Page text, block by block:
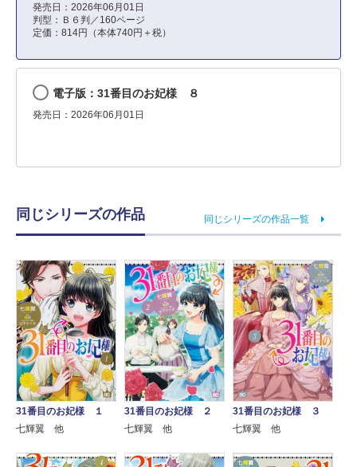
発売日：2026年06月01日
判型：Ｂ６判／160ページ
定価：814円（本体740円＋税）
電子版：31番目のお妃様 ８
発売日：2026年06月01日
同じシリーズの作品 同じシリーズの作品一覧
31番目のお妃様 １
七輝翼 他
31番目のお妃様 ２
七輝翼 他
31番目のお妃様 ３
七輝翼 他